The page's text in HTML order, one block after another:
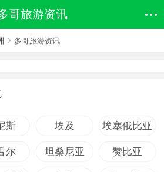
哥旅游资讯
多哥旅游资讯
斯 埃及 埃塞俄比亚
尔 坦桑尼亚 赞比亚